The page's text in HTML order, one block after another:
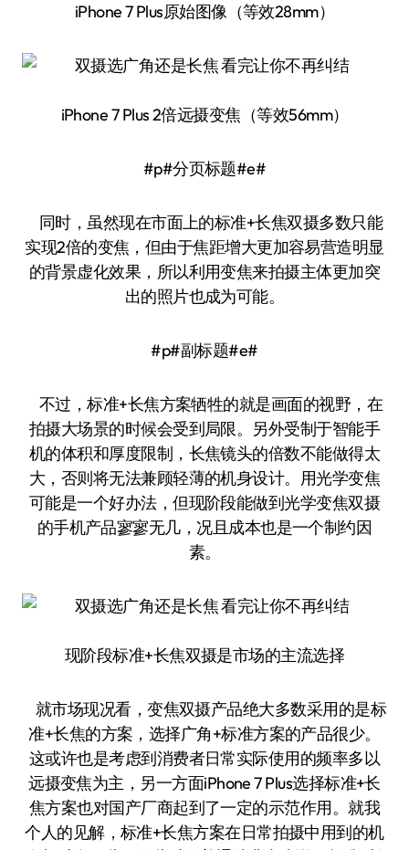
iPhone 7 Plus原始图像（等效28mm）
iPhone 7 Plus 2倍远摄变焦（等效56mm）
#p#分页标题#e#
同时，虽然现在市面上的标准+长焦双摄多数只能
实现2倍的变焦，但由于焦距增大更加容易营造明显
的背景虚化效果，所以利用变焦来拍摄主体更加突
出的照片也成为可能。
#p#副标题#e#
不过，标准+长焦方案牺牲的就是画面的视野，在
拍摄大场景的时候会受到局限。另外受制于智能手
机的体积和厚度限制，长焦镜头的倍数不能做得太
大，否则将无法兼顾轻薄的机身设计。用光学变焦
可能是一个好办法，但现阶段能做到光学变焦双摄
的手机产品寥寥无几，况且成本也是一个制约因
素。
现阶段标准+长焦双摄是市场的主流选择
就市场现况看，变焦双摄产品绝大多数采用的是标
准+长焦的方案，选择广角+标准方案的产品很少。
这或许也是考虑到消费者日常实际使用的频率多以
远摄变焦为主，另一方面iPhone 7 Plus选择标准+长
焦方案也对国产厂商起到了一定的示范作用。就我
个人的见解，标准+长焦方案在日常拍摄中用到的机